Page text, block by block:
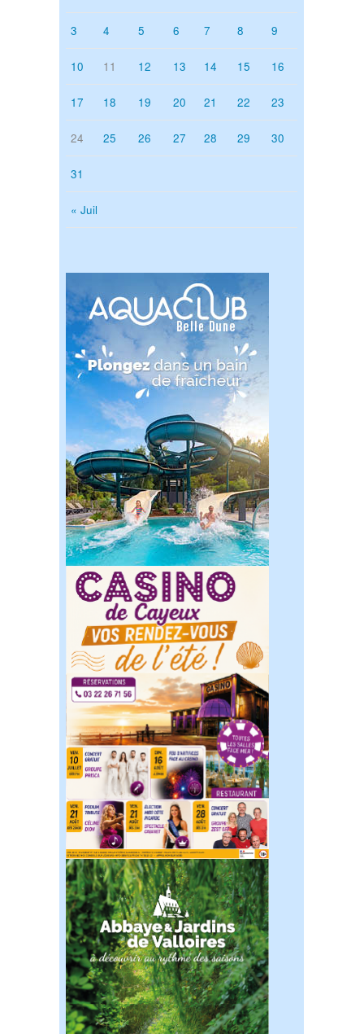
« Juil
3 4 5 6 7 8 9
10 11 12 13 14 15 16
17 18 19 20 21 22 23
24 25 26 27 28 29 30
31